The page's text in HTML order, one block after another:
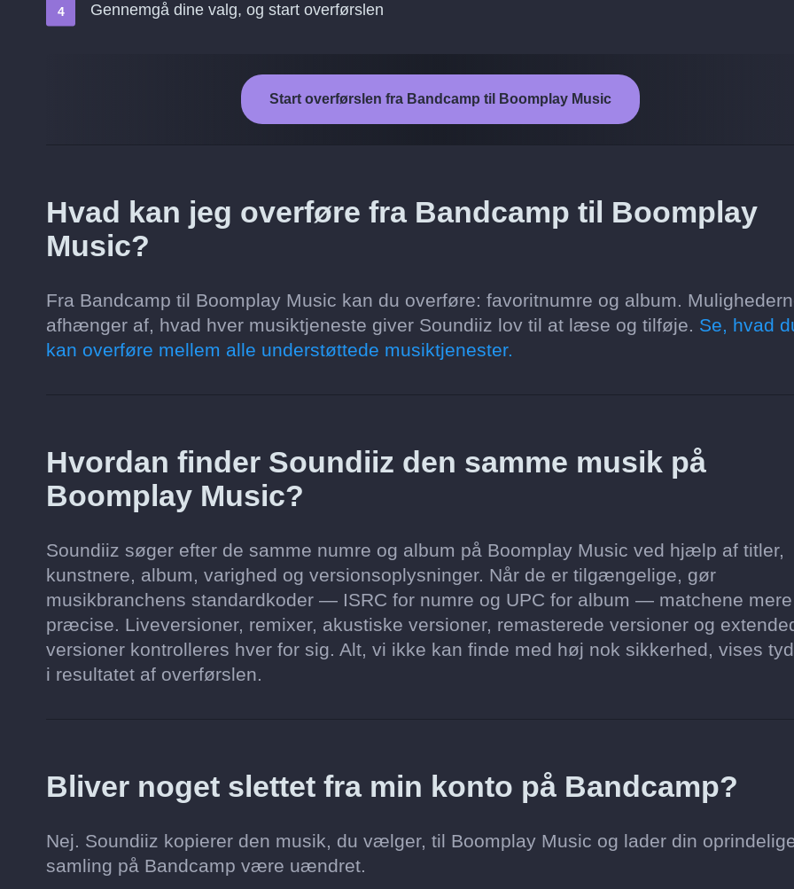
Gennemgå dine valg, og start overførslen
Start overførslen fra Bandcamp til Boomplay Music
Hvad kan jeg overføre fra Bandcamp til Boomplay
Music?
Fra Bandcamp til Boomplay Music kan du overføre: favoritnumre og album.
afhænger af, hvad hver musiktjeneste giver Soundiiz lov til at læse og tilføje. Se, hvad
kan overføre mellem alle understøttede musiktjenester.
Hvordan finder Soundiiz den samme musik på
Boomplay Music?
Soundiiz søger efter de samme numre og album på Boomplay Music ved hjælp af titler,
kunstnere, album, varighed og versionsoplysninger. Når de er tilgængelige, gør
musikbranchens standardkoder — ISRC for numre og UPC for album — matchene mere
præcise. Liveversioner, remixer, akustiske versioner, remasterede versioner og
versioner kontrolleres hver for sig. Alt, vi ikke kan finde med høj nok sikkerhed, vises
i resultatet af overførslen.
Bliver noget slettet fra min konto på Bandcamp?
Nej. Soundiiz kopierer den musik, du vælger, til Boomplay Music og lader din
samling på Bandcamp være uændret.